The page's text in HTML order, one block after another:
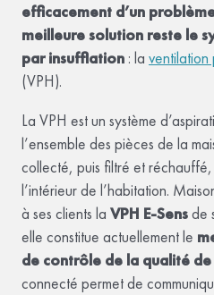
efficacement d’un
meilleure solution reste le
par insufflation : la
(VPH).
La VPH est un système
l’ensemble des pièces de la
collecté, puis filtré et
l’intérieur de l’habitation.
à ses clients la VPH E-Sensde
elle constitue actuellement le
de contrôle de la qualité de
connecté permet de